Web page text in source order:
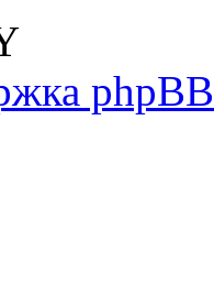
phpBB